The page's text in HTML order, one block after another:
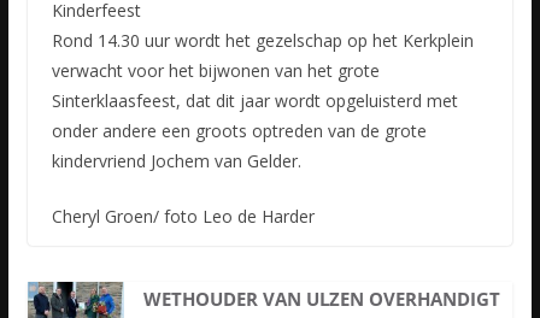
Kinderfeest
Rond 14.30 uur wordt het gezelschap op het Kerkplein
verwacht voor het bijwonen van het grote
Sinterklaasfeest, dat dit jaar wordt opgeluisterd met
onder andere een groots optreden van de grote
kindervriend Jochem van Gelder.
Cheryl Groen/ foto Leo de Harder
WETHOUDER VAN ULZEN OVERHANDIGT